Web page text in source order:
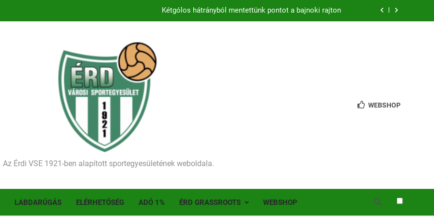
Kétgólos hátrányból mentettünk pontot a bajnoki rajton
Történelmet írt az I. Érdi Football Fesztivál – több mint 200 játékos lépett pályára Érden
Ellenfelünk visszalépése miatt játék nélkül jutottunk tovább a MOL Magyar Kupában
Kezdődik a 2026–2027-es szezon – hazai pályán rajtol az Érdi VSE!
Történelmet írt az I. Érdi Football Fesztivál – több mint 200 játékos lépett pályára Érden
Az Érdi VSE 1921-ben alapított sportegyesületének weboldala.
WEBSHOP
LABDARÚGÁS ELÉRHETŐSÉG ADÓ 1% ÉRD GRASSROOTS WEBSHOP